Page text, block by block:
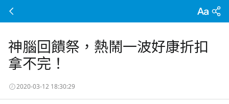
神腦回饋祭，熱鬧一波好康折扣
拿不完！
2020-03-12 18:30:29